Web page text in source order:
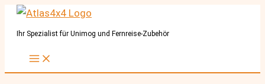
Zum
InhaltIhr Spezialist für Unimog und Fernreise-Zubehör